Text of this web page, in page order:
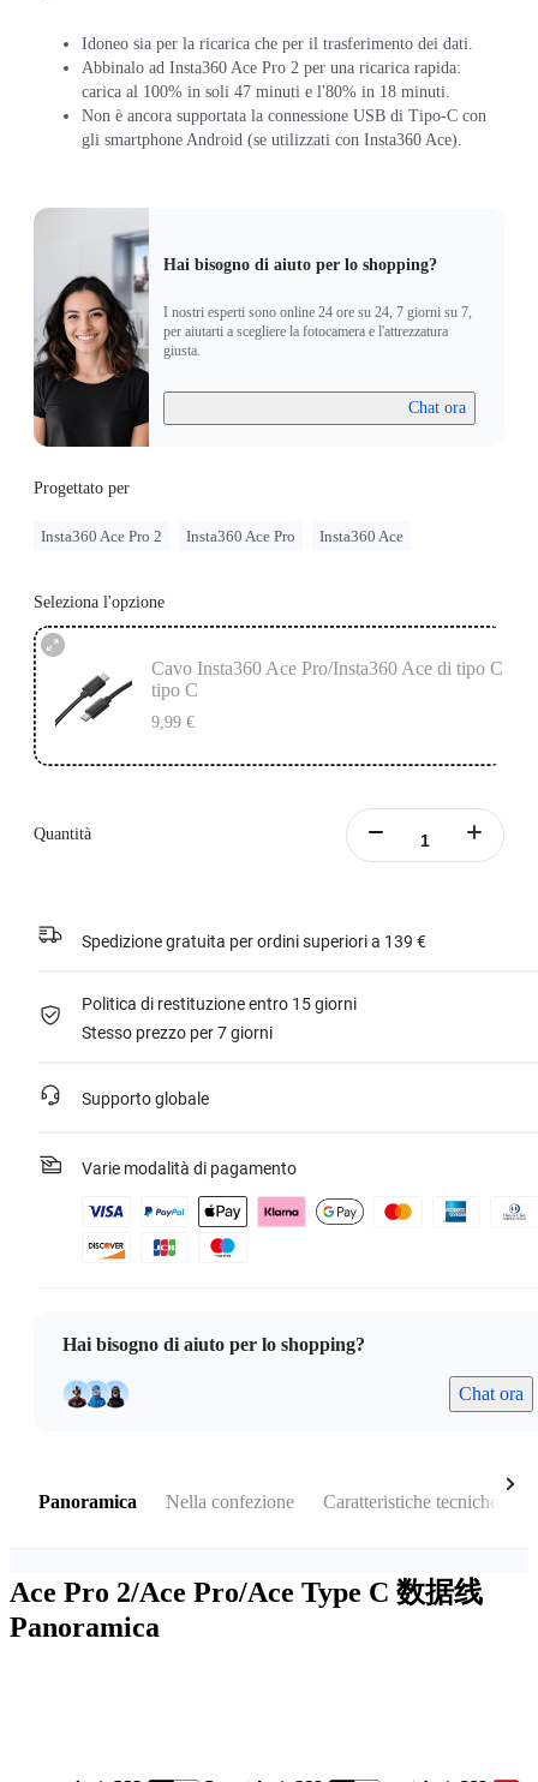
Idoneo sia per la ricarica che per il trasferimento dei dati.
Abbinalo ad Insta360 Ace Pro 2 per una ricarica rapida:
carica al 100% in soli 47 minuti e l'80% in 18 minuti.
Non è ancora supportata la connessione USB di Tipo-C con
gli smartphone Android (se utilizzati con Insta360 Ace).
Hai bisogno di aiuto per lo shopping?
I nostri esperti sono online 24 ore su 24, 7 giorni su 7,
per aiutarti a scegliere la fotocamera e l'attrezzatura
giusta.
Chat ora
Progettato per
Insta360 Ace Pro 2 Insta360 Ace Pro Insta360 Ace
Seleziona l'opzione
Cavo Insta360 Ace Pro/Insta360 Ace di tipo C a
tipo C
9,99 €
Quantità
Spedizione gratuita per ordini superiori a 139 €
Politica di restituzione entro 15 giorni
Stesso prezzo per 7 giorni
Supporto globale
Varie modalità di pagamento
Hai bisogno di aiuto per lo shopping?
Chat ora
Panoramica Nella confezione Caratteristiche tecniche
Ace Pro 2/Ace Pro/Ace Type C 数据线
Panoramica